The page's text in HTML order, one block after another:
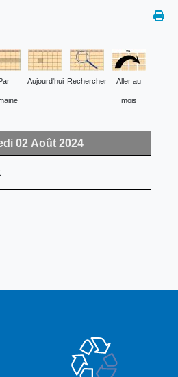
Par Aujourd'hui Rechercher Aller au
mois
02 Août 2024